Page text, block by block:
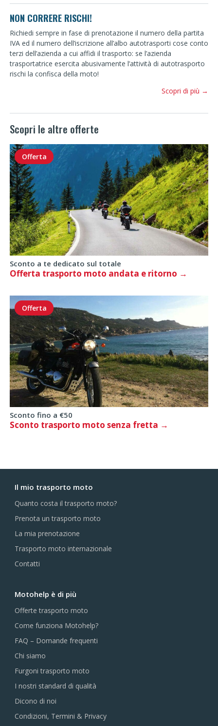
NON CORRERE RISCHI!
Richiedi sempre in fase di prenotazione il numero della partita
IVA ed il numero dell’iscrizione all’albo autotrasporti cose conto
terzi dell’azienda a cui affidi il trasporto: se l’azienda
trasportatrice esercita abusivamente l’attività di autotrasporto
rischi la confisca della moto!
Scopri di più →
Scopri le altre offerte
Offerta
Sconto a te dedicato sul totale
Offerta trasporto moto andata e ritorno
Offerta
Sconto fino a €50
Sconto trasporto moto senza fretta
Il mio trasporto moto
Quanto costa il trasporto moto?
Prenota un trasporto moto
La mia prenotazione
Trasporto moto internazionale
Contatti
Motohelp è di più
Offerte trasporto moto
Come funziona Motohelp?
FAQ – Domande frequenti
Chi siamo
Furgoni trasporto moto
I nostri standard di qualità
Dicono di noi
Condizioni, Termini & Privacy